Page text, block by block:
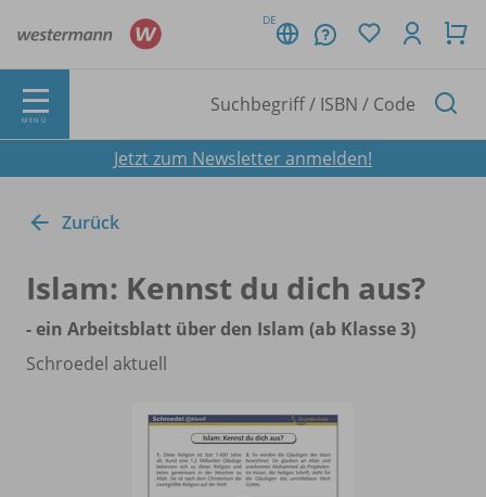
DE
MENÜ
Jetzt zum Newsletter anmelden!
Zurück
Islam: Kennst du dich aus?
- ein Arbeitsblatt über den Islam (ab Klasse 3)
Schroedel aktuell